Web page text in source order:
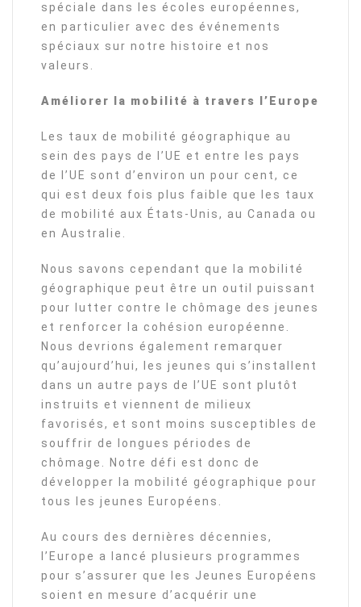
spéciale dans les écoles européennes,
en particulier avec des événements
spéciaux sur notre histoire et nos
valeurs.
Améliorer la mobilité à travers l’Europe
Les taux de mobilité géographique au
sein des pays de l’UE et entre les pays
de l’UE sont d’environ un pour cent, ce
qui est deux fois plus faible que les taux
de mobilité aux États-Unis, au Canada ou
en Australie.
Nous savons cependant que la mobilité
géographique peut être un outil puissant
pour lutter contre le chômage des jeunes
et renforcer la cohésion européenne.
Nous devrions également remarquer
qu’aujourd’hui, les jeunes qui s’installent
dans un autre pays de l’UE sont plutôt
instruits et viennent de milieux
favorisés, et sont moins susceptibles de
souffrir de longues périodes de
chômage. Notre défi est donc de
développer la mobilité géographique pour
tous les jeunes Européens.
Au cours des dernières décennies,
l’Europe a lancé plusieurs programmes
pour s’assurer que les Jeunes Européens
soient en mesure d’acquérir une